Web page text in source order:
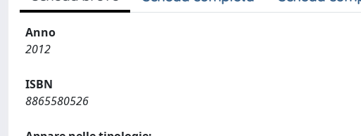
Anno
2012
ISBN
8865580526